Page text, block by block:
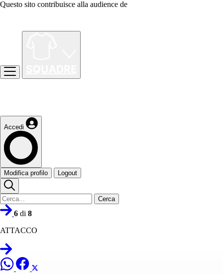
Questo sito contribuisce alla audience de
Accedi
Modifica profilo Logout
Cerca
6 di 8
ATTACCO